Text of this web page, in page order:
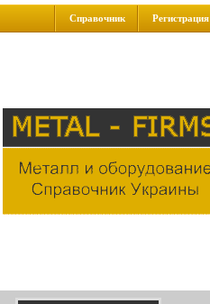
Справочник Регистрация